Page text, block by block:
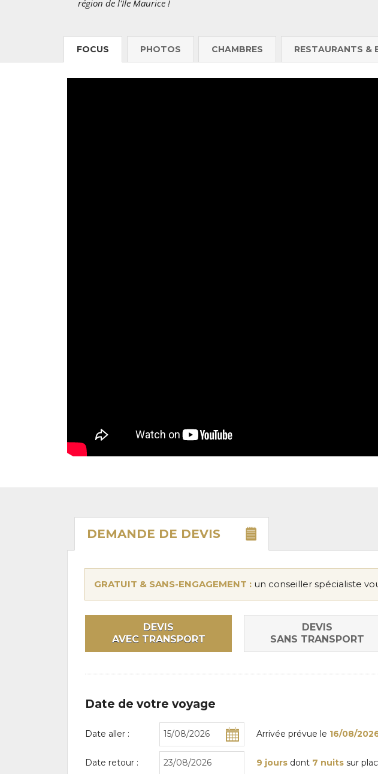
région de l'Ile Maurice !
FOCUS PHOTOS CHAMBRES RESTAURANTS &
DEMANDE DE DEVIS
GRATUIT & SANS-ENGAGEMENT : un conseiller spécialiste
DEVIS
AVEC TRANSPORT
DEVIS
SANS TRANSPORT
Date de votre voyage
Date aller : Arrivée prévue le 16/08/
Date retour : 9 jours dont 7 nuits sur